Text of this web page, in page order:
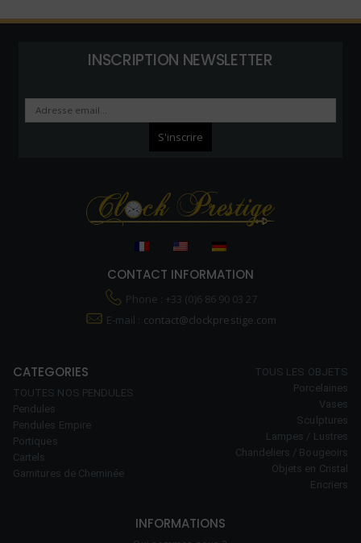
INSCRIPTION NEWSLETTER
CONTACT INFORMATION
Phone : +33 (0)6 86 90 03 27
E-mail : contact@clockprestige.com
CATEGORIES
TOUTES NOS PENDULES
Pendules
Pendules Empire
Portiques
Cartels
Garnitures de Cheminée
TOUS LES OBJETS
Porcelaines
Vases
Sculptures
Lampes / Lustres
Chandeliers / Bougeoirs
Objets en Cristal
Encriers
INFORMATIONS